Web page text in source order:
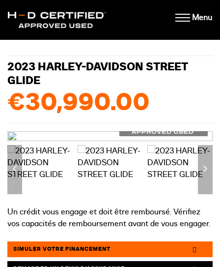
Menu
2023 HARLEY-DAVIDSON STREET
GLIDE
€30,990.00
Un crédit vous engage et doit être remboursé. Vérifiez
vos capacités de remboursement avant de vous engager.
SIMULER VOTRE FINANCEMENT